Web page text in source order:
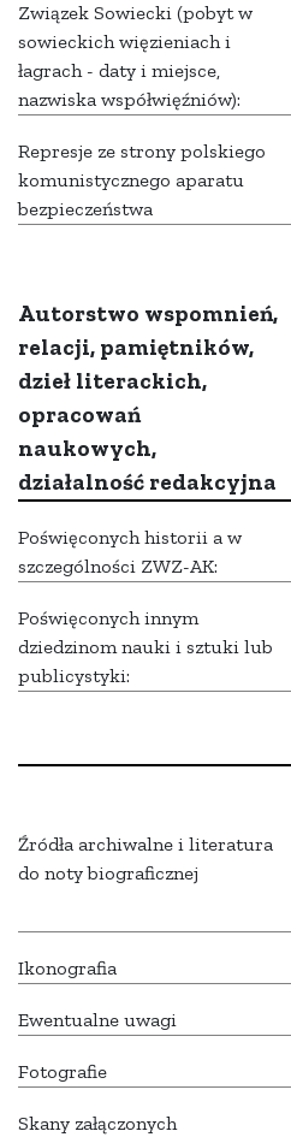
Związek Sowiecki (pobyt w
sowieckich więzieniach i
łagrach - daty i miejsce,
nazwiska współwięźniów):
Represje ze strony polskiego
komunistycznego aparatu
bezpieczeństwa
Autorstwo wspomnień,
relacji, pamiętników,
dzieł literackich,
opracowań
naukowych,
działalność redakcyjna
Poświęconych historii a w
szczególności ZWZ-AK:
Poświęconych innym
dziedzinom nauki i sztuki lub
publicystyki:
Źródła archiwalne i literatura
do noty biograficznej
Ikonografia
Ewentualne uwagi
Fotografie
Skany załączonych